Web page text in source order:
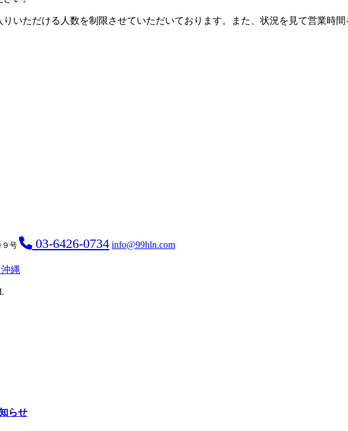
いただける人数を制限させていただいております。また、状況を見て営業時間
９号 03-6426-0734 info@99hln.com
縄
らせ